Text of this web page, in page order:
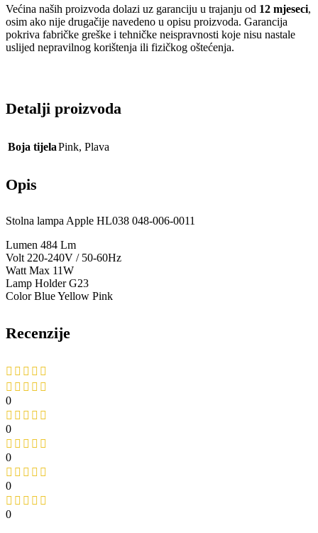
Većina naših proizvoda dolazi uz garanciju u trajanju od 12 mjeseci,
osim ako nije drugačije navedeno u opisu proizvoda. Garancija
pokriva fabričke greške i tehničke neispravnosti koje nisu nastale
uslijed nepravilnog korištenja ili fizičkog oštećenja.
Detalji proizvoda
Boja tijelaPink, Plava
Opis
Stolna lampa Apple HL038 048-006-0011
Lumen 484 Lm
Volt 220-240V / 50-60Hz
Watt Max 11W
Lamp Holder G23
Color Blue Yellow Pink
Recenzije
0
0
0
0
0